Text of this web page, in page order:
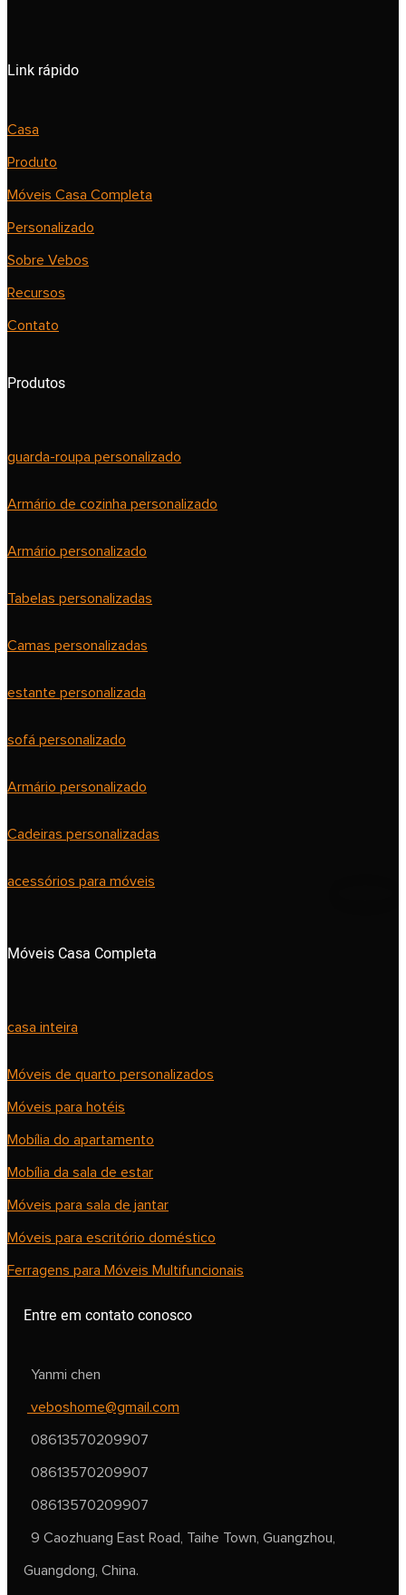
Link rápido
Casa
Produto
Móveis Casa Completa
Personalizado
Sobre Vebos
Recursos
Contato
Produtos
guarda-roupa personalizado
Armário de cozinha personalizado
Armário personalizado
Tabelas personalizadas
Camas personalizadas
estante personalizada
sofá personalizado
Armário personalizado
Cadeiras personalizadas
acessórios para móveis
Móveis Casa Completa
casa inteira
Móveis de quarto personalizados
Móveis para hotéis
Mobília do apartamento
Mobília da sala de estar
Móveis para sala de jantar
Móveis para escritório doméstico
Ferragens para Móveis Multifuncionais
Entre em contato conosco
Yanmi chen
veboshome@gmail.com
08613570209907
08613570209907
08613570209907
9 Caozhuang East Road, Taihe Town, Guangzhou,
Guangdong, China.